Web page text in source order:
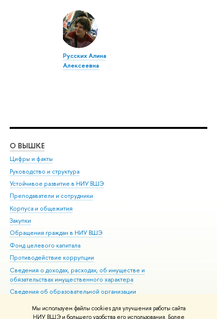
Мы используем файлы cookies для улучшения работы сайта
НИУ ВШЭ и большего удобства его использования. Более
Русских Алина
Алексеевна
О ВЫШКЕ
Цифры и факты
Руководство и структура
Устойчивое развитие в НИУ ВШЭ
Преподаватели и сотрудники
Корпуса и общежития
Закупки
Обращения граждан в НИУ ВШЭ
Фонд целевого капитала
Противодействие коррупции
Сведения о доходах, расходах, об имуществе и
обязательствах имущественного характера
Сведения об образовательной организации
Людям с ограниченными возможностями здоровья
Единая платежная страница